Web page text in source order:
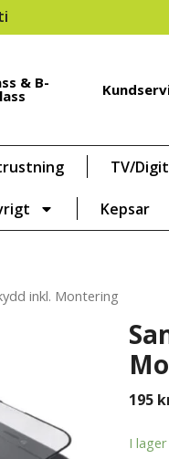
& B-
TV/
Kepsar
inkl. Montering
195
I lager